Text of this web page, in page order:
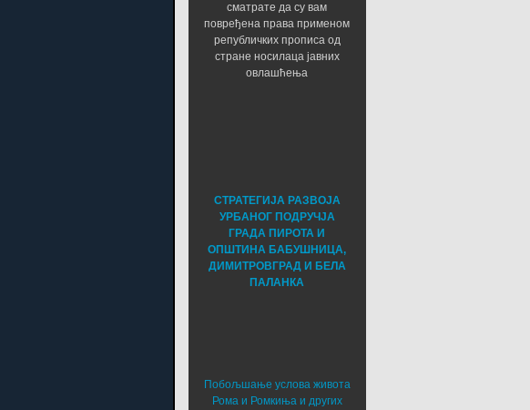
сматрате да су вам
повређена права применом
републичких прописа од
стране носилаца јавних
овлашћења
СТРАТЕГИЈА РАЗВОЈА
УРБАНОГ ПОДРУЧЈА
ГРАДА ПИРОТА И
ОПШТИНА БАБУШНИЦА,
ДИМИТРОВГРАД И БЕЛА
ПАЛАНКА
Побољшање услова живота
Рома и Ромкиња и других